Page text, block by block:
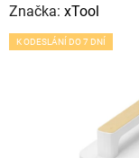
hodnocení
produktu
Značka: xTool
K ODESLÁNÍ DO 7 DNÍ